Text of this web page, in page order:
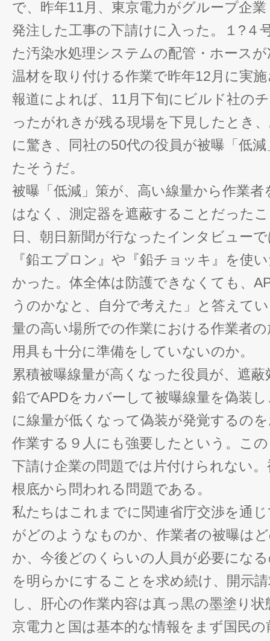
で、昨年11月、東京電力がグループ企
発注した工事の下請けに入った。１?４
た汚染水処理システムの配管・ホース
温材を取り付ける作業で昨年12月に実
報道によれば、11月下旬にビルド社の
ったがれきが残る現場を下見したとき
に驚き、同社の50代の役員が被曝「低
たそうだ。
被曝「低減」策が、高い線量から作業
はなく、測定器を遮蔽することだった
日、朝日新聞が行なったインタビュー
『鉛エプロン』や『鉛チョッキ』を使
かった。体全体は防護できなくても、
うのかなと、自分で考えた」と答えて
量の高い場所での作業における作業者
用具も十分に準備をしていないのか。
累積被曝線量が高くなった役員が、遮
鉛でAPDをカバーして被曝線量を偽装
に線量が低くなって偽装が発覚するの
作業する９人にも強要したという。こ
下請け企業の問題では片付けられない
根底から問われる問題である。
私たちはこれまでに関連省庁交渉を通
がどのようなものか、作業者の被曝は
か、今後どのくらいの人員が必要にな
を明らかにすることを求め続け、開示
し、肝心の作業内容は真っ黒の墨塗り
京電力と国は基本的な情報をまず国民